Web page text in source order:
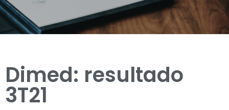
Dimed: resultado
3T21